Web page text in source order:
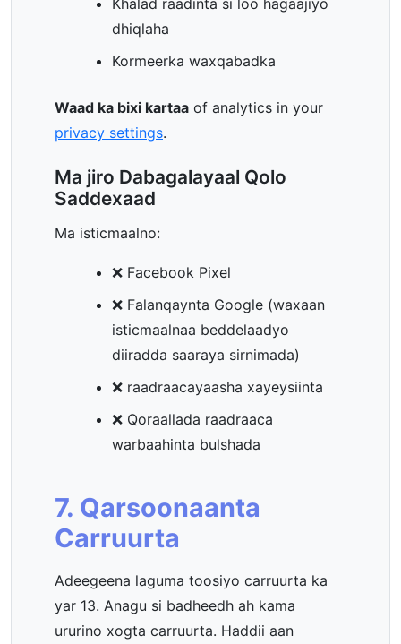
Khalad raadinta si loo hagaajiyo
dhiqlaha
Kormeerka waxqabadka
Waad ka bixi kartaa of analytics in your
privacy settings.
Ma jiro Dabagalayaal Qolo
Saddexaad
Ma isticmaalno:
❌ Facebook Pixel
❌ Falanqaynta Google (waxaan
isticmaalnaa beddelaadyo
diiradda saaraya sirnimada)
❌ raadraacayaasha xayeysiinta
❌ Qoraallada raadraaca
warbaahinta bulshada
7. Qarsoonaanta
Carruurta
Adeegeena laguma toosiyo carruurta ka
yar 13. Anagu si badheedh ah kama
ururino xogta carruurta. Haddii aan